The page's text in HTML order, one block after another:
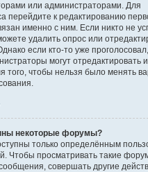
или администраторами. Для
перейдите к редактированию
именно с ним. Если никто не
удалить опрос или
если кто-то уже
могут отредактировать
того, чтобы нельзя было менять
некоторые форумы?
только определённым
Чтобы просматривать такие
совершать другие